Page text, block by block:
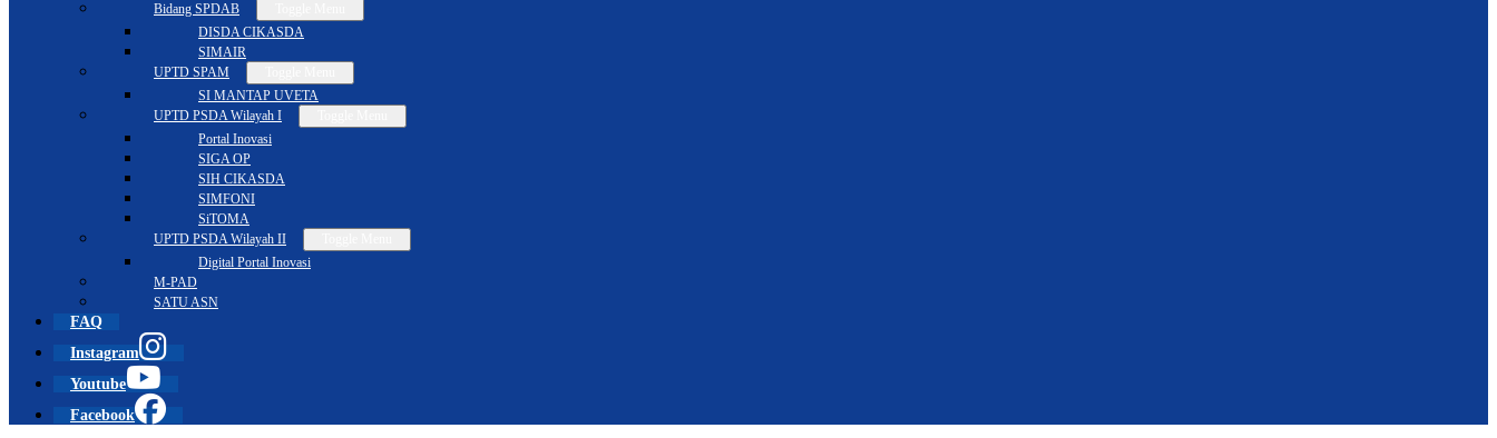
Bidang SPDAB
DISDA CIKASDA
SIMAIR
UPTD SPAM
SI MANTAP UVETA
UPTD PSDA Wilayah I
Portal Inovasi
SIGA OP
SIH CIKASDA
SIMFONI
SiTOMA
UPTD PSDA Wilayah II
Digital Portal Inovasi
M-PAD
SATU ASN
FAQ
Instagram
Youtube
Facebook